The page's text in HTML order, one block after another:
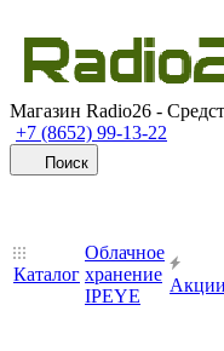
Магазин Radio26 -
+7 (8652) 99-13-22
Поиск
Каталог
Облачное
хранение
IPEYE
Акции